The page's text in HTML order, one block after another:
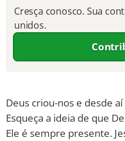
Cresça conosco. Sua
unidos.
Deus criou-nos e desde
Esqueça a ideia de que
Ele é sempre presente.